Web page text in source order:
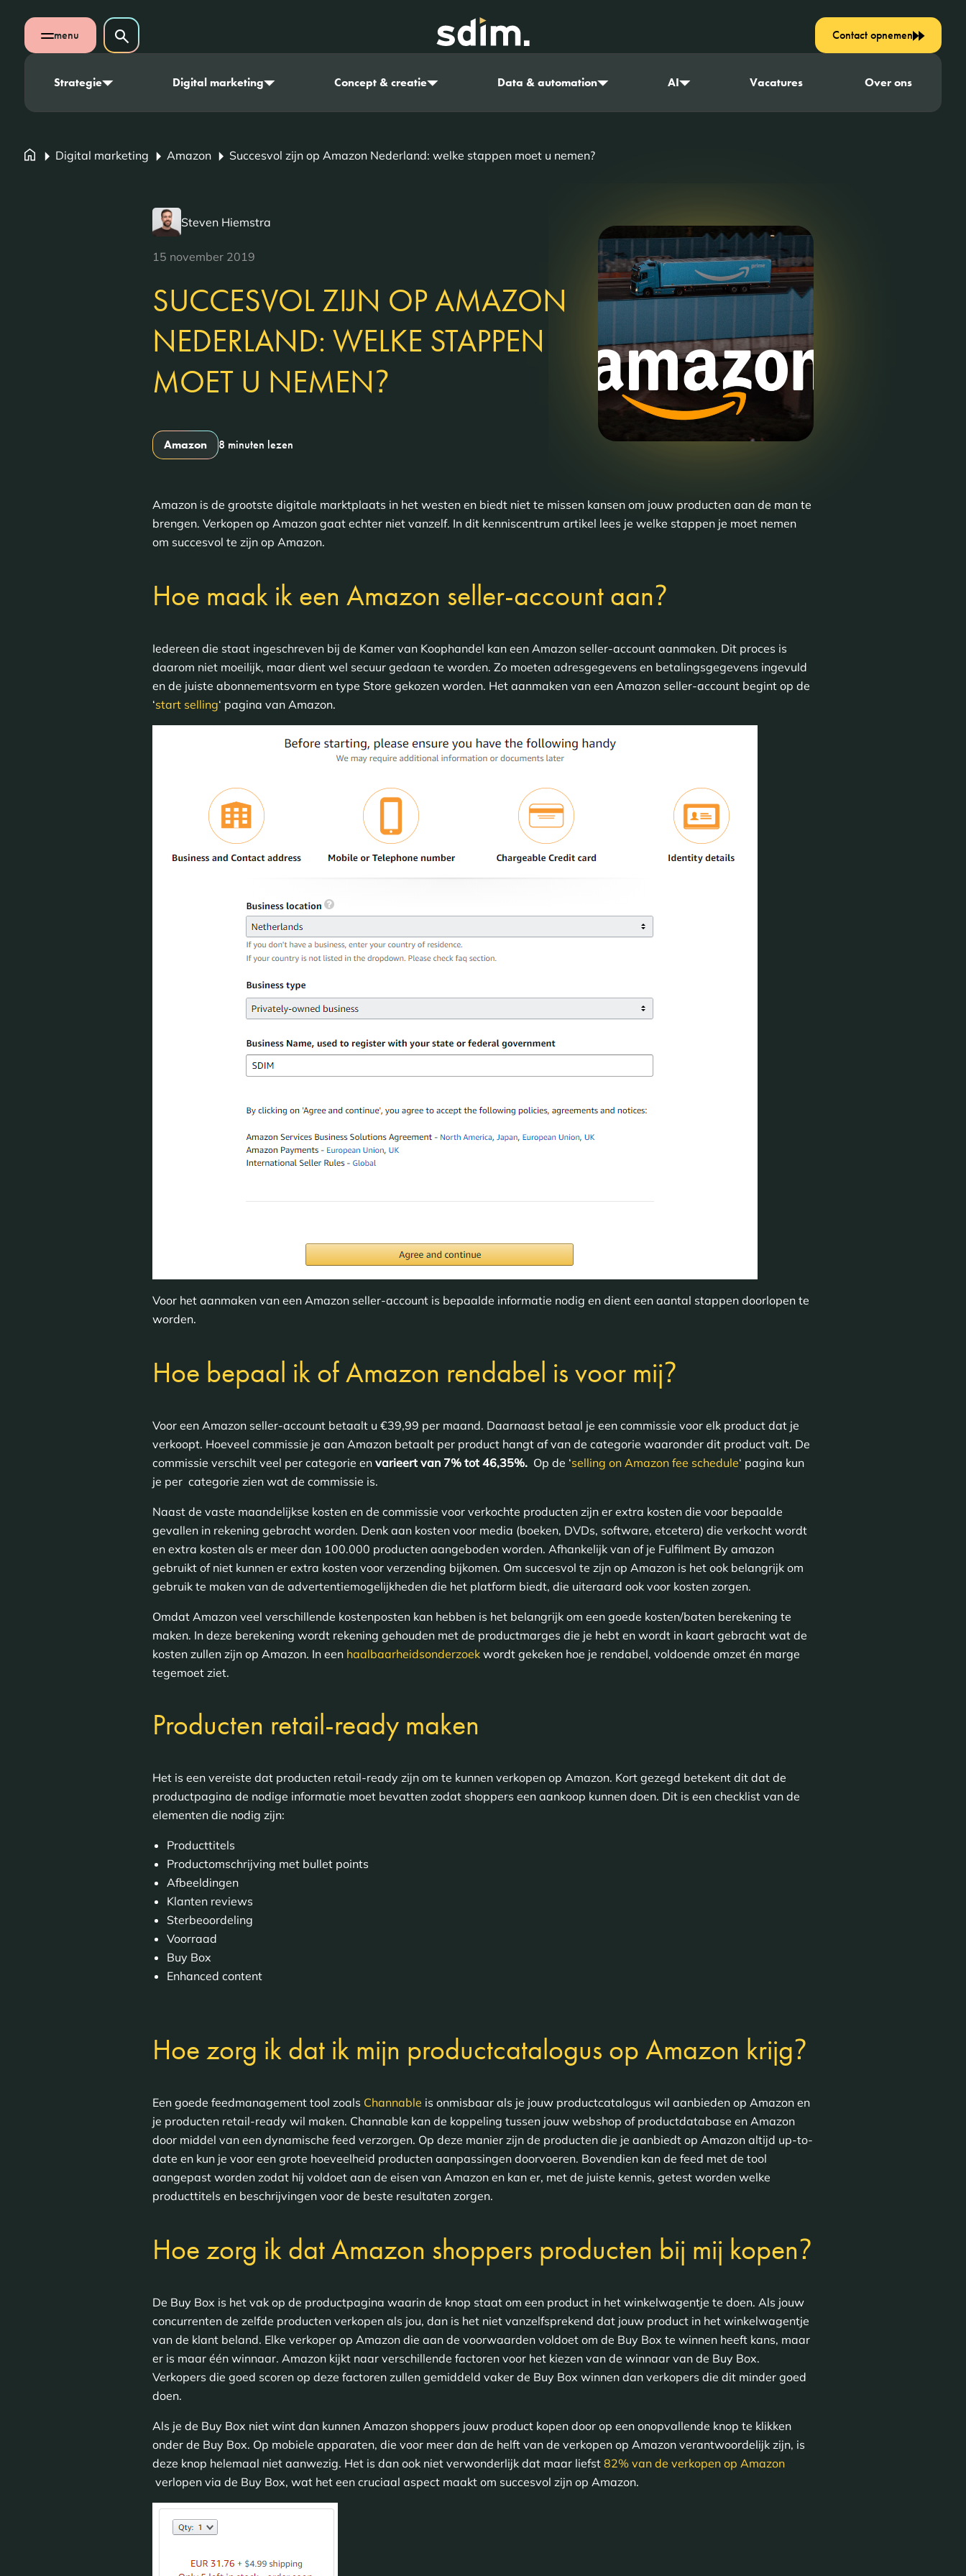
Navigatie overslaan
Open mobiel menu
menu Zoeken op website
Zoeken
Strategie Digital marketing Concept & creatie Data & automation AI Vacatures Over ons
Contact opnemen
Digital marketing Amazon Succesvol zijn op Amazon Nederland: welke stappen moet u nemen?
Steven Hiemstra
15 november 2019
SUCCESVOL ZIJN OP AMAZON
NEDERLAND: WELKE STAPPEN
MOET U NEMEN?
Amazon 8 minuten lezen
Amazon is de grootste digitale marktplaats in het westen en biedt niet te missen kansen om jouw producten aan de man te
brengen. Verkopen op Amazon gaat echter niet vanzelf. In dit kenniscentrum artikel lees je welke stappen je moet nemen
om succesvol te zijn op Amazon.
Hoe maak ik een Amazon seller-account aan?
Iedereen die staat ingeschreven bij de Kamer van Koophandel kan een Amazon seller-account aanmaken. Dit proces is
daarom niet moeilijk, maar dient wel secuur gedaan te worden. Zo moeten adresgegevens en betalingsgegevens ingevuld
en de juiste abonnementsvorm en type Store gekozen worden. Het aanmaken van een Amazon seller-account begint op de
‘start selling‘ pagina van Amazon.
Voor het aanmaken van een Amazon seller-account is bepaalde informatie nodig en dient een aantal stappen doorlopen te
worden.
Hoe bepaal ik of Amazon rendabel is voor mij?
Voor een Amazon seller-account betaalt u €39,99 per maand. Daarnaast betaal je een commissie voor elk product dat je
verkoopt. Hoeveel commissie je aan Amazon betaalt per product hangt af van de categorie waaronder dit product valt. De
commissie verschilt veel per categorie en varieert van 7% tot 46,35%. Op de ‘selling on Amazon fee schedule‘ pagina kun
je per categorie zien wat de commissie is.
Naast de vaste maandelijkse kosten en de commissie voor verkochte producten zijn er extra kosten die voor bepaalde
gevallen in rekening gebracht worden. Denk aan kosten voor media (boeken, DVDs, software, etcetera) die verkocht wordt
en extra kosten als er meer dan 100.000 producten aangeboden worden. Afhankelijk van of je Fulfilment By amazon
gebruikt of niet kunnen er extra kosten voor verzending bijkomen. Om succesvol te zijn op Amazon is het ook belangrijk om
gebruik te maken van de advertentiemogelijkheden die het platform biedt, die uiteraard ook voor kosten zorgen.
Omdat Amazon veel verschillende kostenposten kan hebben is het belangrijk om een goede kosten/baten berekening te
maken. In deze berekening wordt rekening gehouden met de productmarges die je hebt en wordt in kaart gebracht wat de
kosten zullen zijn op Amazon. In een haalbaarheidsonderzoekwordt gekeken hoe je rendabel, voldoende omzet én marge
tegemoet ziet.
Producten retail-ready maken
Het is een vereiste dat producten retail-ready zijn om te kunnen verkopen op Amazon. Kort gezegd betekent dit dat de
productpagina de nodige informatie moet bevatten zodat shoppers een aankoop kunnen doen. Dit is een checklist van de
elementen die nodig zijn:
Producttitels
Productomschrijving met bullet points
Afbeeldingen
Klanten reviews
Sterbeoordeling
Voorraad
Buy Box
Enhanced content
Hoe zorg ik dat ik mijn productcatalogus op Amazon krijg?
Een goede feedmanagement tool zoals Channable is onmisbaar als je jouw productcatalogus wil aanbieden op Amazon en
je producten retail-ready wil maken. Channable kan de koppeling tussen jouw webshop of productdatabase en Amazon
door middel van een dynamische feed verzorgen. Op deze manier zijn de producten die je aanbiedt op Amazon altijd up-to-
date en kun je voor een grote hoeveelheid producten aanpassingen doorvoeren. Bovendien kan de feed met de tool
aangepast worden zodat hij voldoet aan de eisen van Amazon en kan er, met de juiste kennis, getest worden welke
producttitels en beschrijvingen voor de beste resultaten zorgen.
Hoe zorg ik dat Amazon shoppers producten bij mij kopen?
De Buy Box is het vak op de productpagina waarin de knop staat om een product in het winkelwagentje te doen. Als jouw
concurrenten de zelfde producten verkopen als jou, dan is het niet vanzelfsprekend dat jouw product in het winkelwagentje
van de klant beland. Elke verkoper op Amazon die aan de voorwaarden voldoet om de Buy Box te winnen heeft kans, maar
er is maar één winnaar. Amazon kijkt naar verschillende factoren voor het kiezen van de winnaar van de Buy Box.
Verkopers die goed scoren op deze factoren zullen gemiddeld vaker de Buy Box winnen dan verkopers die dit minder goed
doen.
Als je de Buy Box niet wint dan kunnen Amazon shoppers jouw product kopen door op een onopvallende knop te klikken
onder de Buy Box. Op mobiele apparaten, die voor meer dan de helft van de verkopen op Amazon verantwoordelijk zijn, is
deze knop helemaal niet aanwezig. Het is dan ook niet verwonderlijk dat maar liefst 82% van de verkopen op Amazon
verlopen via de Buy Box, wat het een cruciaal aspect maakt om succesvol zijn op Amazon.